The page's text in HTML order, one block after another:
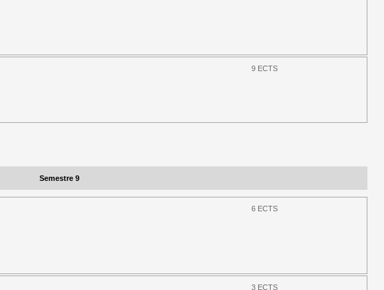
9 ECTS
Semestre 9
6 ECTS
3 ECTS